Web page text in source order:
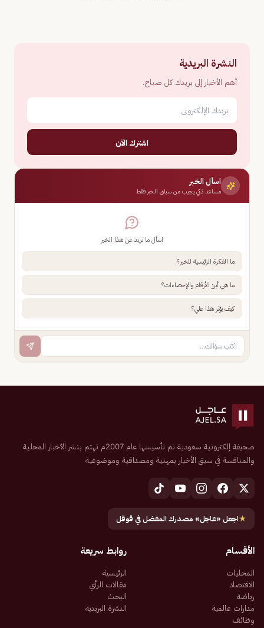
النشرة البريدية
أهم الأخبار إلى بريدك كل صباح.
اشترك الآن
اسأل الخبر
مساعد ذكي يجيب من سياق الخبر فقط
اسأل ما تريد عن هذا الخبر
ما الفكرة الرئيسية للخبر؟
ما هي أبرز الأرقام والإحصاءات؟
كيف يؤثر هذا علي؟
صحيفة إلكترونية سعودية تم تأسيسها عام 2007م تهتم بنشر الأخبار المحلية
والمنافسة في سبق الأخبار بمهنية ومصداقية وموضوعية
★اجعل «عاجل» مصدرك المفضل في قوقل
الأقسام
المحليات
الاقتصاد
رياضة
مدارات عالمية
وظائف
روابط سريعة
الرئيسية
مقالات الرأي
البحث
النشرة البريدية